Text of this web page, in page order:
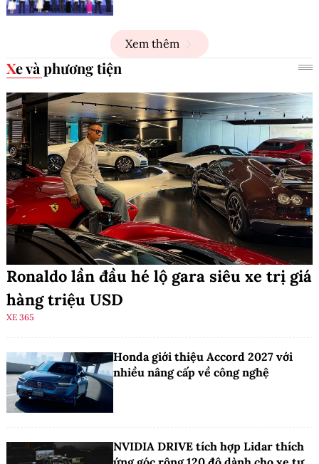
Xem thêm
Xe và phương tiện
Ronaldo lần đầu hé lộ gara siêu xe trị giá
hàng triệu USD
XE 365
Honda giới thiệu Accord 2027 với
nhiều nâng cấp về công nghệ
NVIDIA DRIVE tích hợp Lidar thích